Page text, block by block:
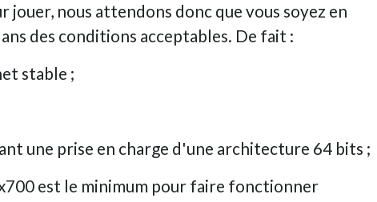
jouer, nous attendons donc que vous soyez en
des conditions acceptables. De fait :
stable ;
une prise en charge d'une architecture 64 bits ;
est le minimum pour faire fonctionner